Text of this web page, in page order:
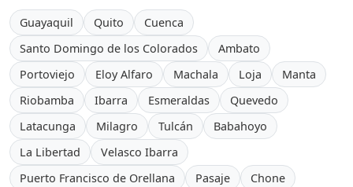
Guayaquil Quito
Cuenca
Santo Domingo de los Colorados
Ambato
Portoviejo
Eloy Alfaro Machala Loja
Manta
Riobamba
Ibarra Esmeraldas
Quevedo
Latacunga
Milagro Tulcán
Babahoyo
La Libertad
Velasco Ibarra
Puerto Francisco de Orellana
Pasaje
Chone